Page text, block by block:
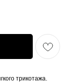
трикотажа.